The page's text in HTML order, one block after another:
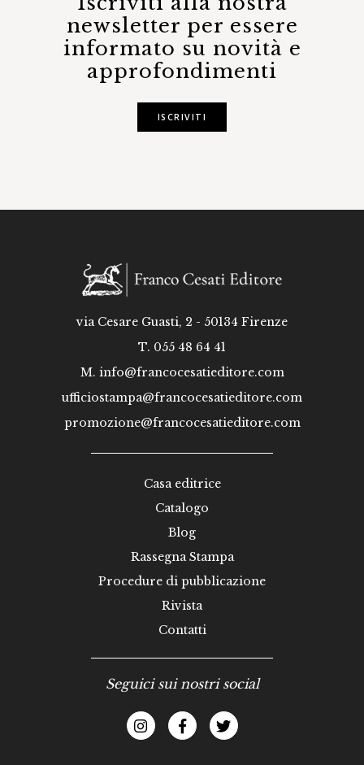
newsletter per essere
informato su novità e
approfondimenti
ISCRIVITI
via Cesare Guasti, 2 - 50134 Firenze
T. 055 48 64 41
M. info@francocesatieditore.com
ufficiostampa@francocesatieditore.com
promozione@francocesatieditore.com
Casa editrice
Catalogo
Blog
Rassegna Stampa
Procedure di pubblicazione
Rivista
Contatti
Seguici sui nostri social